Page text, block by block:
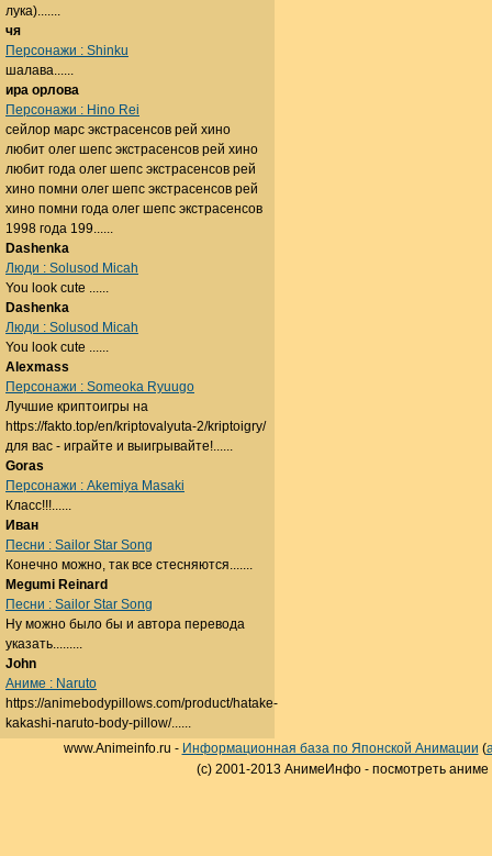
лука).......
чя
Персонажи : Shinku
шалава......
ира орлова
Персонажи : Hino Rei
сейлор марс экстрасенсов рей хино
любит олег шепс экстрасенсов рей хино
любит года олег шепс экстрасенсов рей
хино помни олег шепс экстрасенсов рей
хино помни года олег шепс экстрасенсов
1998 года 199......
Dashenka
Люди : Solusod Micah
You look cute ......
Dashenka
Люди : Solusod Micah
You look cute ......
Alexmass
Персонажи : Someoka Ryuugo
Лучшие криптоигры на
https://fakto.top/en/kriptovalyuta-2/kriptoigry/
для вас - играйте и выигрывайте!......
Goras
Персонажи : Akemiya Masaki
Класс!!!......
Иван
Песни : Sailor Star Song
Конечно можно, так все стесняются.......
Megumi Reinard
Песни : Sailor Star Song
Ну можно было бы и автора перевода
указать.........
John
Аниме : Naruto
https://animebodypillows.com/product/hatake-
kakashi-naruto-body-pillow/......
www.Animeinfo.ru - Информационная база по Японской Анимации (
(c) 2001-2013 АнимеИнфо - посмотреть аниме